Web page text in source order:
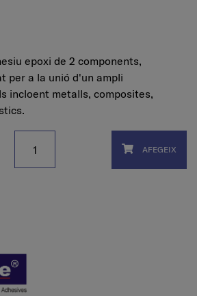
epoxi de 2 components,
per a la unió d'un ampli
incloent metalls, composites,
AFEGEIX